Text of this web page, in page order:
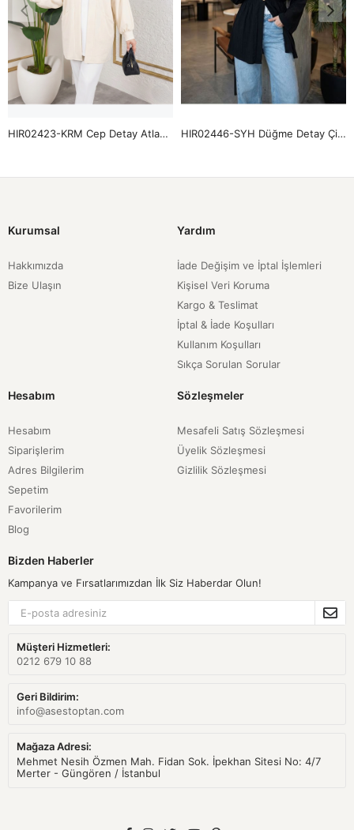
HIR02423-KRM Cep Detay Atlas Hırka-Krem HIR02446-SYH Düğme Detay Çilek Hırka-Siyah
Kurumsal
Hakkımızda
Bize Ulaşın
Yardım
İade Değişim ve İptal İşlemleri
Kişisel Veri Koruma
Kargo & Teslimat
İptal & İade Koşulları
Kullanım Koşulları
Sıkça Sorulan Sorular
Hesabım
Hesabım
Siparişlerim
Adres Bilgilerim
Sepetim
Favorilerim
Blog
Sözleşmeler
Mesafeli Satış Sözleşmesi
Üyelik Sözleşmesi
Gizlilik Sözleşmesi
Bizden Haberler
Kampanya ve Fırsatlarımızdan İlk Siz Haberdar Olun!
Müşteri Hizmetleri:
0212 679 10 88
Geri Bildirim:
info@asestoptan.com
Mağaza Adresi:
Mehmet Nesih Özmen Mah. Fidan Sok. İpekhan Sitesi No: 4/7
Merter - Güngören / İstanbul